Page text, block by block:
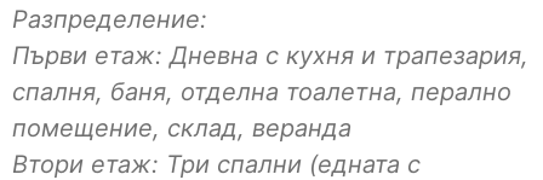
Разпределение:
Първи етаж: Дневна с кухня и трапезария,
спалня, баня, отделна тоалетна, перално
помещение, склад, веранда
Втори етаж: Три спални (едната с